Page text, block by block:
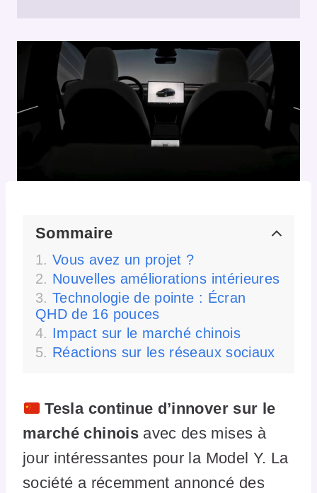
Sommaire
Vous avez un projet ?
Nouvelles améliorations intérieures
Technologie de pointe : Écran
QHD de 16 pouces
Impact sur le marché chinois
Réactions sur les réseaux sociaux
Tesla continue d’innover sur le
marché chinoisavec des mises à
jour intéressantes pour la Model Y. La
société a récemment annoncé des